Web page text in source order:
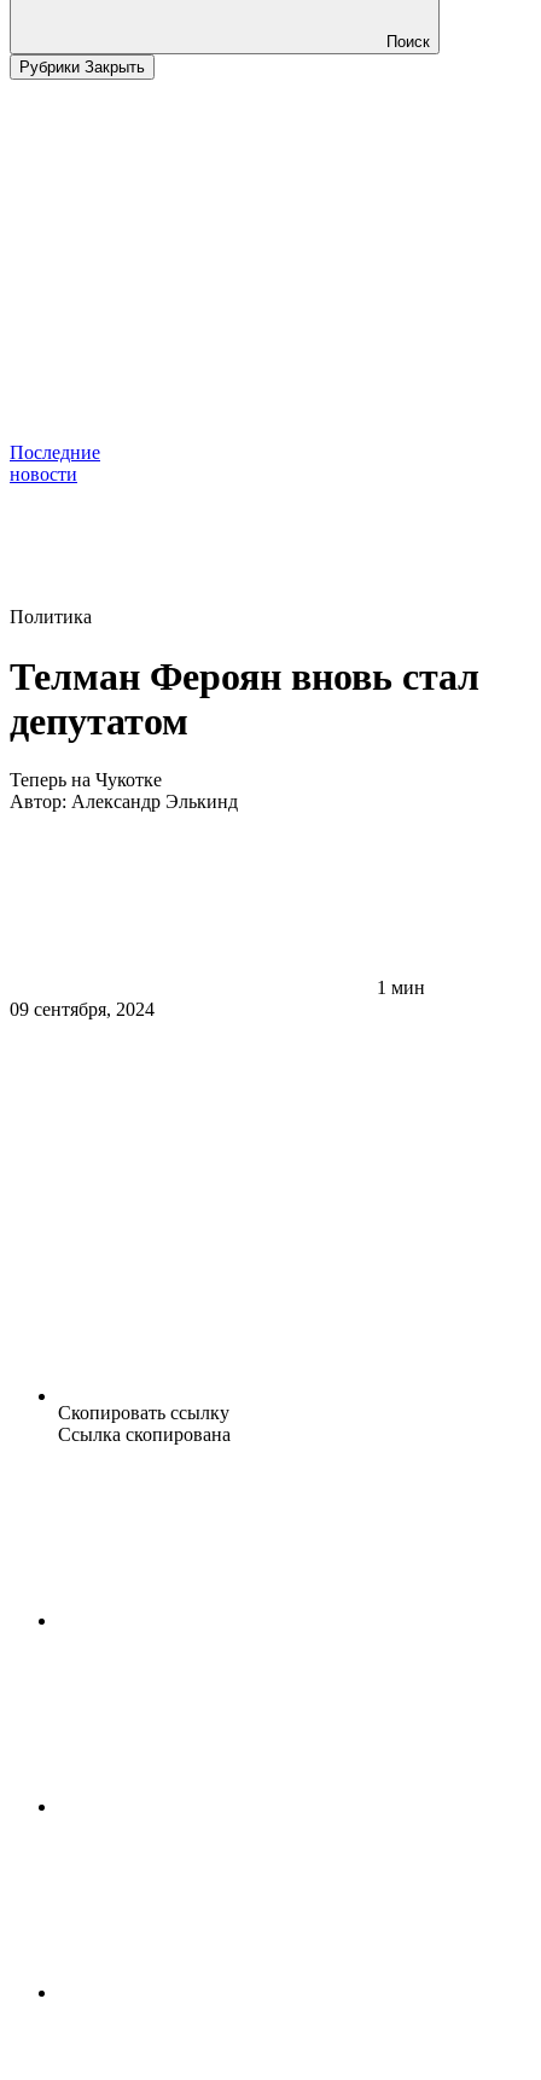
Поиск
Рубрики Закрыть
Последние
новости
Политика
Телман Фероян вновь стал
депутатом
Теперь на Чукотке
Автор: Александр Элькинд
1 мин
09 сентября, 2024
Скопировать ссылку
Ссылка скопирована